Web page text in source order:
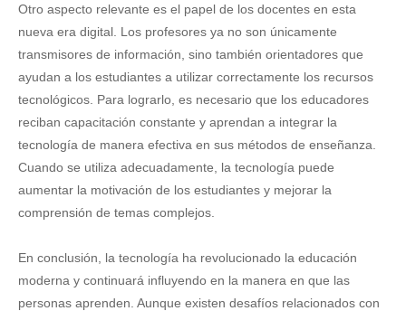
Otro aspecto relevante es el papel de los docentes en esta
nueva era digital. Los profesores ya no son únicamente
transmisores de información, sino también orientadores que
ayudan a los estudiantes a utilizar correctamente los recursos
tecnológicos. Para lograrlo, es necesario que los educadores
reciban capacitación constante y aprendan a integrar la
tecnología de manera efectiva en sus métodos de enseñanza.
Cuando se utiliza adecuadamente, la tecnología puede
aumentar la motivación de los estudiantes y mejorar la
comprensión de temas complejos.
En conclusión, la tecnología ha revolucionado la educación
moderna y continuará influyendo en la manera en que las
personas aprenden. Aunque existen desafíos relacionados con